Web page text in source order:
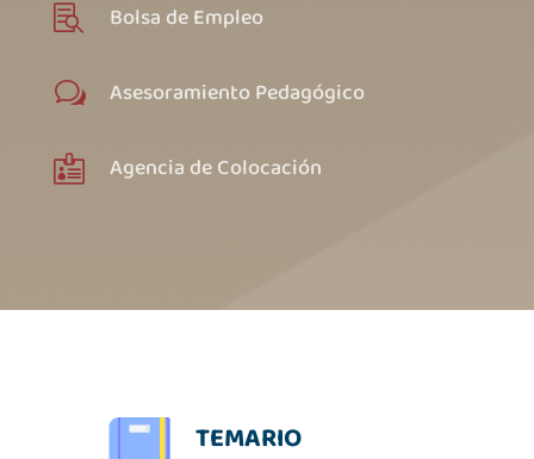
 Bolsa de Empleo
w Asesoramiento Pedagógico
 Agencia de Colocación
TEMARIO